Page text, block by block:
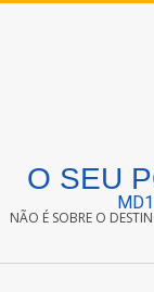
O SEU
NÃO É SOBRE O